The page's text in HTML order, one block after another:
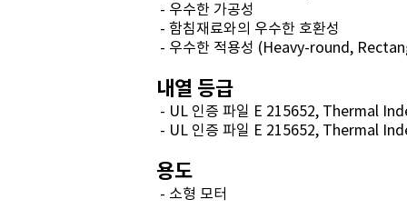
- 우수한 가공성
- 함침재료와의 우수한 호환성
- 우수한 적용성 (Heavy-round,
내열 등급
- UL 인증 파일 E 215652, Thermal
- UL 인증 파일 E 215652, Thermal
용도
- 소형 모터